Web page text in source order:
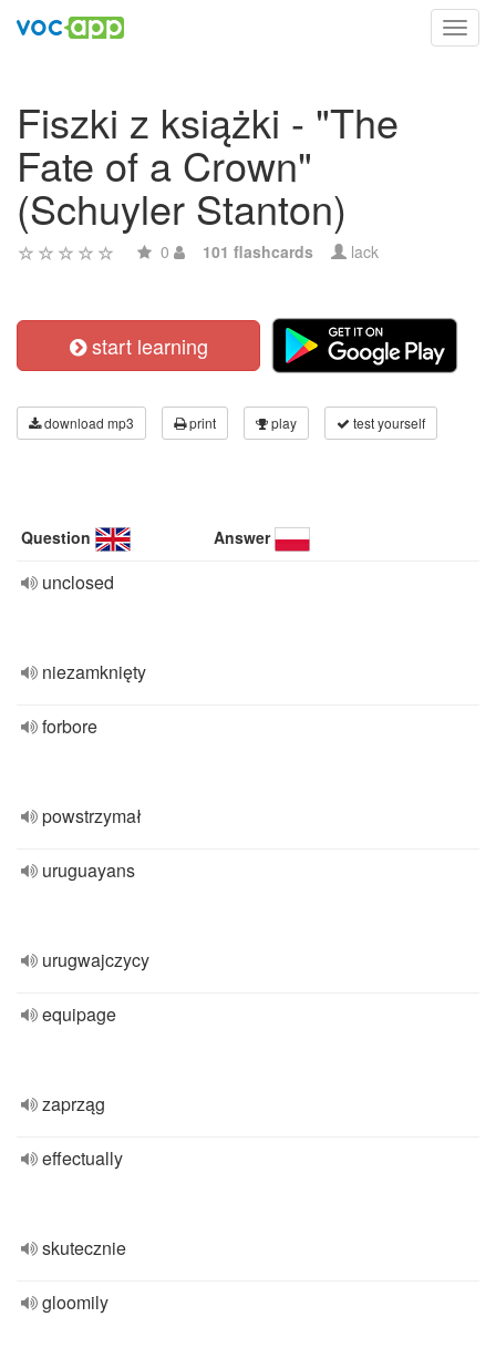
Fiszki z książki - "The
Fate of a Crown"
(Schuyler Stanton)
0 101 flashcards lack
start learning
download mp3 print play test yourself
Question Answer
unclosed
niezamknięty
forbore
powstrzymał
uruguayans
urugwajczycy
equipage
zaprząg
effectually
skutecznie
gloomily